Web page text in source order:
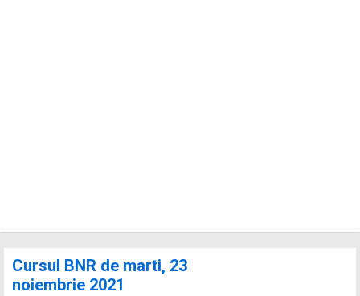
Cursul BNR de marti, 23
noiembrie 2021